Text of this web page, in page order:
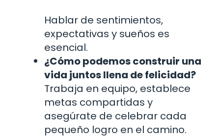
Hablar de sentimientos,
expectativas y sueños es
esencial.
¿Cómo podemos construir una
vida juntos llena de felicidad?
Trabaja en equipo, establece
metas compartidas y
asegúrate de celebrar cada
pequeño logro en el camino.